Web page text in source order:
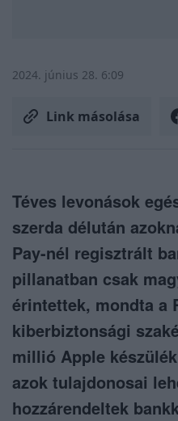
2024. június 28. 6:09
Link másolása
Téves levonások
szerda délután
Pay-nél regisztrált
pillanatban csak
érintettek, mondta a
kiberbiztonsági
millió Apple
azok tulajdonosai
hozzárendeltek